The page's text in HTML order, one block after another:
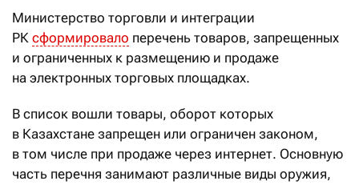
Министерство торговли и интеграции
РК сформировало перечень товаров, запрещенных
и ограниченных к размещению и продаже
на электронных торговых площадках.
В список вошли товары, оборот которых
в Казахстане запрещен или ограничен законом,
в том числе при продаже через интернет. Основную
часть перечня занимают различные виды оружия,